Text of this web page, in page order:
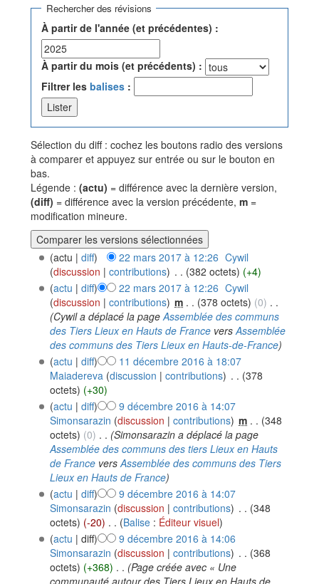
Rechercher des révisions
À partir de l'année (et précédentes) :
À partir du mois (et précédents) :
Filtrer les balises :
Sélection du diff : cochez les boutons radio des versions
à comparer et appuyez sur entrée ou sur le bouton en
bas.
Légende : (actu) = différence avec la dernière version,
(diff) = différence avec la version précédente, m =
modification mineure.
(actu | diff) 22 mars 2017 à 12:26 Cywil
(discussion | contributions) . . (382 octets) (+4)
(actu | diff) 22 mars 2017 à 12:26 Cywil
(discussion | contributions) ‎m . . (378 octets) (0) . .
(Cywil a déplacé la page Assemblée des communs
des Tiers Lieux en Hauts de Francevers Assemblée
des communs des Tiers Lieux en Hauts-de-France)
(actu | diff)
11 décembre 2016 à 18:07
Maiadereva (discussion | contributions) . . (378
octets) (+30)
(actu | diff)
9 décembre 2016 à 14:07
Simonsarazin (discussion | contributions) ‎m . . (348
octets) (0) . . (Simonsarazin a déplacé la page
Assemblée des communs des tiers Lieux en Hauts
de Francevers Assemblée des communs des Tiers
Lieux en Hauts de France)
(actu | diff)
9 décembre 2016 à 14:07
Simonsarazin (discussion | contributions) . . (348
octets) (-20) . . (Balise: Éditeur visuel)
(actu | diff)
9 décembre 2016 à 14:06
Simonsarazin (discussion | contributions) . . (368
octets) (+368) . . (Page créée avec « Une
communauté autour des Tiers Lieux en Hauts de